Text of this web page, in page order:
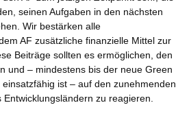
seinen Aufgaben in den nächsten
Wir bestärken alle
AF zusätzliche finanzielle Mittel zur
Beiträge sollten es ermöglichen, den
und – mindestens bis der neue Green
ist – auf den zunehmenden
zu reagieren.